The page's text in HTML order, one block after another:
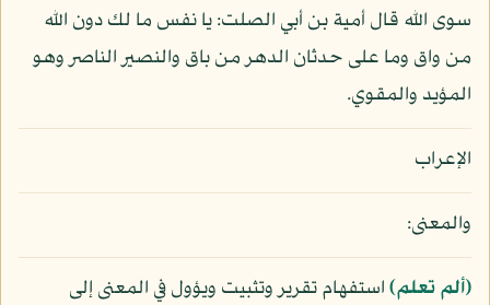
سوى الله قال أمية بن أبي الصلت: يا نفس ما لك دون الله
من واق وما على حدثان الدهر من باق والنصير الناصر وهو
المؤيد والمقوي.
الإعراب
والمعنى:
﴿ألم تعلم﴾استفهام تقرير وتثبيت ويؤول في المعنى إلى